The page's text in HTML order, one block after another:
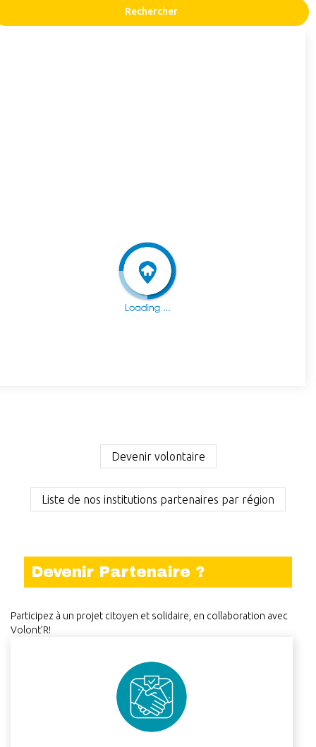
Devenir volontaire
Liste de nos institutions partenaires par région
Devenir Partenaire ?
Participez à un projet citoyen et solidaire, en collaboration avec
Volont’R!